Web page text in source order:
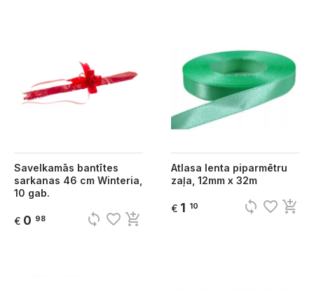
Savelkamās bantītes
sarkanas 46 cm Winteria,
10 gab.
€ 0 98 sync favorite_border add_shopping_cart
Atlasa lenta piparmētru
zaļa, 12mm x 32m
€ 1 10 sync favorite_border add_shopping_cart